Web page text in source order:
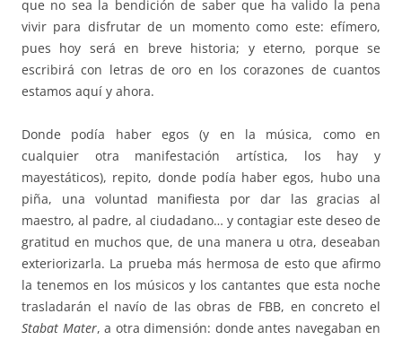
que no sea la bendición de saber que ha valido la pena
vivir para disfrutar de un momento como este: efímero,
pues hoy será en breve historia; y eterno, porque se
escribirá con letras de oro en los corazones de cuantos
estamos aquí y ahora.
Donde podía haber egos (y en la música, como en
cualquier otra manifestación artística, los hay y
mayestáticos), repito, donde podía haber egos, hubo una
piña, una voluntad manifiesta por dar las gracias al
maestro, al padre, al ciudadano… y contagiar este deseo de
gratitud en muchos que, de una manera u otra, deseaban
exteriorizarla. La prueba más hermosa de esto que afirmo
la tenemos en los músicos y los cantantes que esta noche
trasladarán el navío de las obras de FBB, en concreto el
Stabat Mater, a otra dimensión: donde antes navegaban en